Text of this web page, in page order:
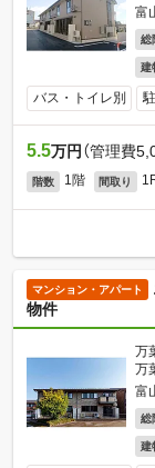
富
総
建
バス・トイレ別
5.5万円 （管理費
階数 1階 間取り
マンション・アパート
物件
万
万
富
総
建